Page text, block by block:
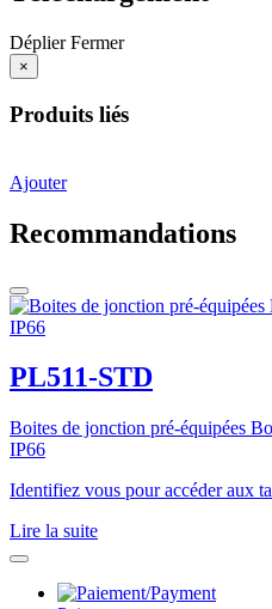
Déplier Fermer
×
Produits liés
Ajouter
Recommandations
PL511-STD
Boites de jonction pré-équipées
IP66
Identifiez vous pour accéder aux
Lire la suite